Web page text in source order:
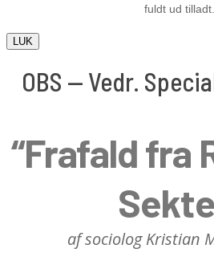
fuldt ud tilladt.
LUK
OBS — Vedr.
“Frafald fra
af sociolog Kristian